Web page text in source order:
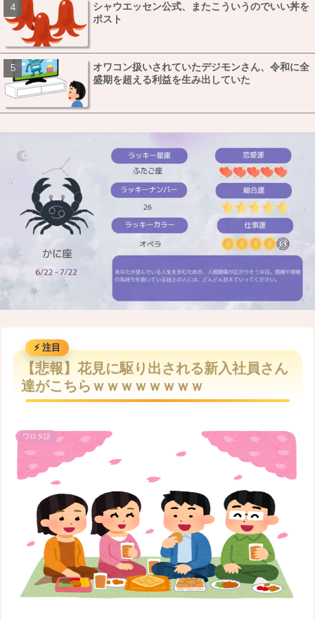
シャウエッセン公式、またこういうのでいい丼を
ポスト
オワコン扱いされていたデジモンさん、令和に全
盛期を超える利益を生み出していた
M
u
t
【悲報】花見に駆り出される新入社員さん
達がこちらｗｗｗｗｗｗｗｗ
ワロタ話